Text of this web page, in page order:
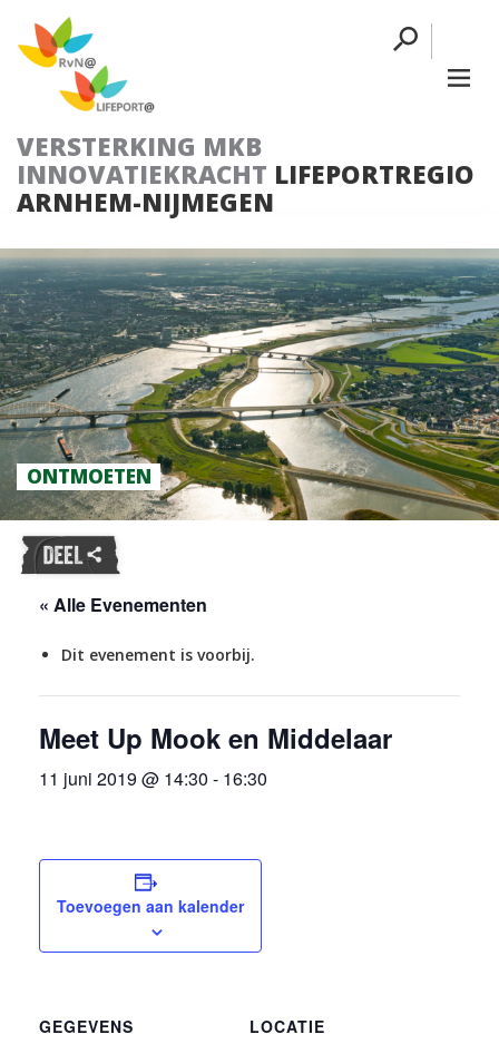
VERSTERKING MKB
INNOVATIEKRACHT LIFEPORTREGIO
ARNHEM-NIJMEGEN
ONTMOETEN
« Alle Evenementen
Dit evenement is voorbij.
Meet Up Mook en Middelaar
11 juni 2019 @ 14:30 - 16:30
Toevoegen aan kalender
GEGEVENS
LOCATIE